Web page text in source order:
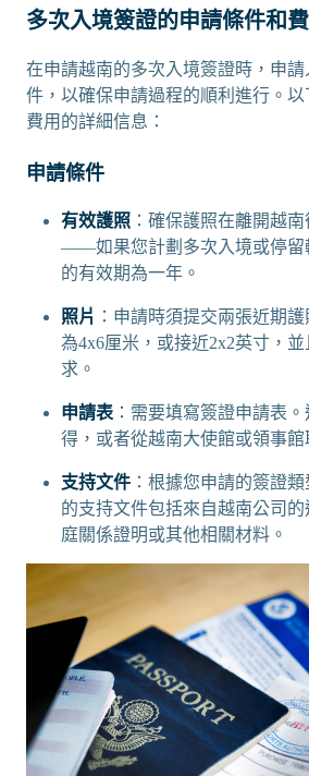
多次入境簽證的申請條件和
在申請越南的多次入境簽證時，申
件，以確保申請過程的順利進行。
費用的詳細信息：
申請條件
有效護照 ：確保護照在離開越
——如果您計劃多次入境或停留
的有效期為一年。
照片 ：申請時須提交兩張近期
為4x6厘米，或接近2x2英寸，
求。
申請表 ：需要填寫簽證申請表
得，或者從越南大使館或領事館
支持文件 ：根據您申請的簽證
的支持文件包括來自越南公司
庭關係證明或其他相關材料。